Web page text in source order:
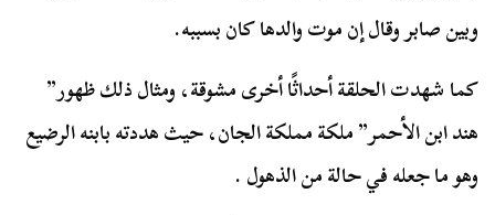
وبين صابر وقال إن موت والدها كان بسببه.
كما شهدت الحلقة أحداثًا أخرى مشوقة، ومثال ذلك ظهور”
هند ابن الأحمر” ملكة مملكة الجان، حيث هددته بابنه الرضيع
وهو ما جعله في حالة من الذهول .